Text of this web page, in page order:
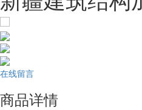
在线留言
商品详情